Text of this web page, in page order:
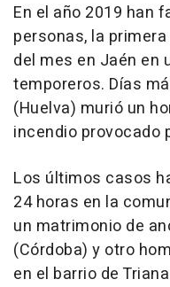
En el año 2019 han
personas, la
del mes en Jaén en
temporeros. Días
(Huelva) murió un
incendio provocado
Los últimos casos
24 horas en la
un matrimonio de
(Córdoba) y otro
en el barrio de